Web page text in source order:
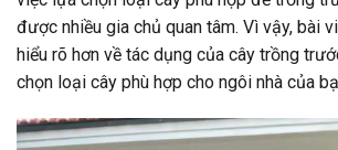
được nhiều gia chủ quan tâm. Vì vậy, bài
hiểu rõ hơn về tác dụng của cây trồng
chọn loại cây phù hợp cho ngôi nhà của